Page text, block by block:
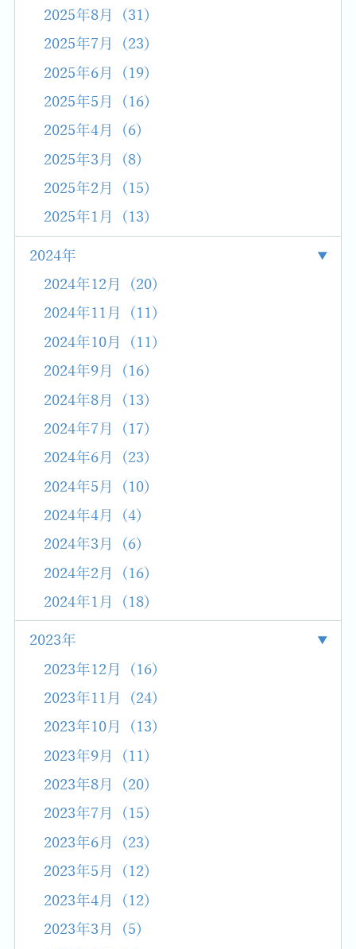
2025年8月 (31)
2025年7月 (23)
2025年6月 (19)
2025年5月 (16)
2025年4月 (6)
2025年3月 (8)
2025年2月 (15)
2025年1月 (13)
2024年
2024年12月 (20)
2024年11月 (11)
2024年10月 (11)
2024年9月 (16)
2024年8月 (13)
2024年7月 (17)
2024年6月 (23)
2024年5月 (10)
2024年4月 (4)
2024年3月 (6)
2024年2月 (16)
2024年1月 (18)
2023年
2023年12月 (16)
2023年11月 (24)
2023年10月 (13)
2023年9月 (11)
2023年8月 (20)
2023年7月 (15)
2023年6月 (23)
2023年5月 (12)
2023年4月 (12)
2023年3月 (5)